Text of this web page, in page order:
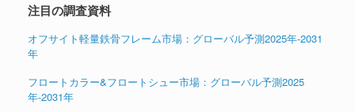
注目の調査資料
オフサイト軽量鉄骨フレーム市場：グローバル予測2025年-2031
年
フロートカラー&フロートシュー市場：グローバル予測2025
年-2031年